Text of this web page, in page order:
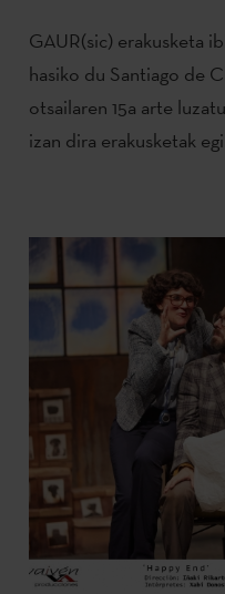
GAUR(sic) erakusketa
hasiko du Santiago de
otsailaren 15a arte
izan dira erakusketak